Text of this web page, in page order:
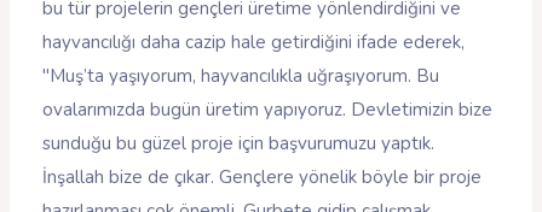
bu tür projelerin gençleri üretime yönlendirdiğini ve
hayvancılığı daha cazip hale getirdiğini ifade ederek,
"Muş’ta yaşıyorum, hayvancılıkla uğraşıyorum. Bu
ovalarımızda bugün üretim yapıyoruz. Devletimizin bize
sunduğu bu güzel proje için başvurumuzu yaptık.
İnşallah bize de çıkar. Gençlere yönelik böyle bir proje